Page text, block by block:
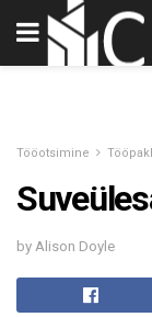
Tööotsimine
by Alison Doyle